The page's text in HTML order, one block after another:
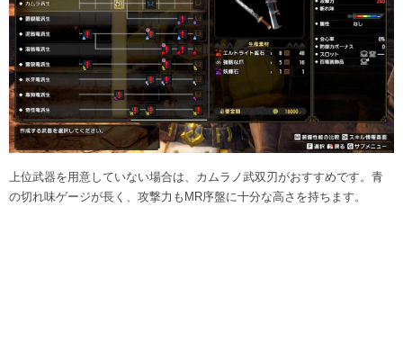
上位武器を用意していない場合は、カムラノ武双刃がおすすめです。青
の切れ味ゲージが長く、攻撃力もMR序盤に十分な高さを持ちます。